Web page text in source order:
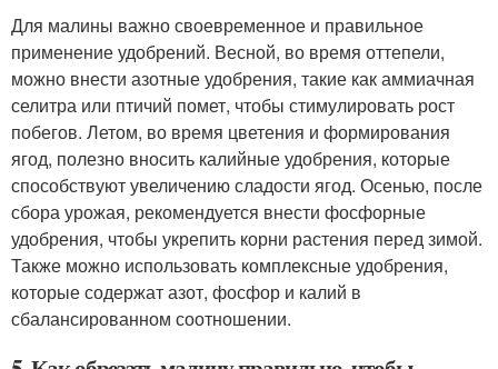
Для малины важно своевременное и правильное
применение удобрений. Весной, во время оттепели,
можно внести азотные удобрения, такие как аммиачная
селитра или птичий помет, чтобы стимулировать рост
побегов. Летом, во время цветения и формирования
ягод, полезно вносить калийные удобрения, которые
способствуют увеличению сладости ягод. Осенью, после
сбора урожая, рекомендуется внести фосфорные
удобрения, чтобы укрепить корни растения перед зимой.
Также можно использовать комплексные удобрения,
которые содержат азот, фосфор и калий в
сбалансированном соотношении.